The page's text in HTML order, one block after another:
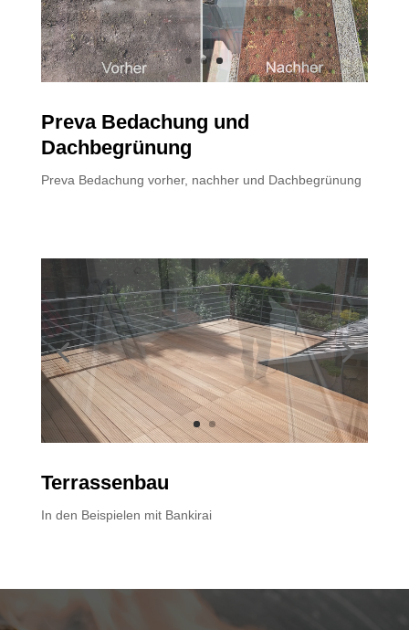
Preva Bedachung und
Dachbegrünung
Preva Bedachung vorher, nachher und Dachbegrünung
Terrassenbau
In den Beispielen mit Bankirai